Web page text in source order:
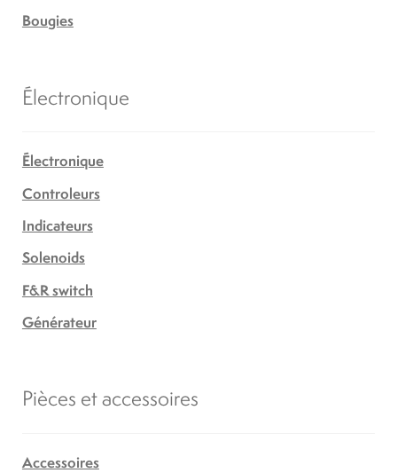
Bougies
Électronique
Électronique
Controleurs
Indicateurs
Solenoids
F&R switch
Générateur
Pièces et accessoires
Accessoires